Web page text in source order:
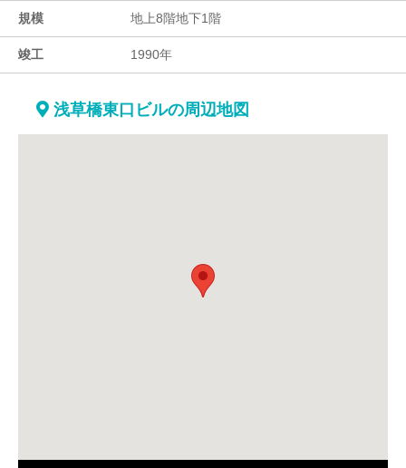
規模 地上8階地下1階
竣工 1990年
浅草橋東口ビルの周辺地図